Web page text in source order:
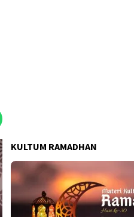
KULTUM RAMADHAN